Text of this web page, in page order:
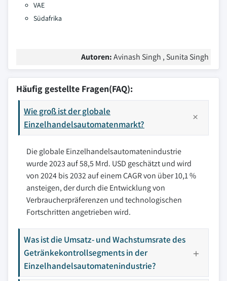
VAE
Südafrika
Autoren:Avinash Singh , Sunita Singh
Häufig gestellte Fragen(FAQ):
Wie groß ist der globale
Einzelhandelsautomatenmarkt?
Die globale Einzelhandelsautomatenindustrie
wurde 2023 auf 58,5 Mrd. USD geschätzt und wird
von 2024 bis 2032 auf einem CAGR von über 10,1 %
ansteigen, der durch die Entwicklung von
Verbraucherpräferenzen und technologischen
Fortschritten angetrieben wird.
Was ist die Umsatz- und Wachstumsrate des
Getränkekontrollsegments in der
Einzelhandelsautomatenindustrie?